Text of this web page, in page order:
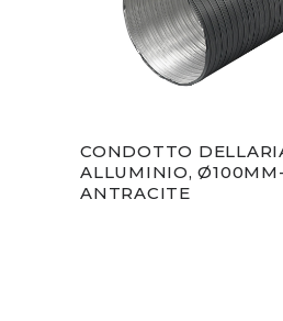
CONDOTTO
ALLUMINIO,
ANTRACITE